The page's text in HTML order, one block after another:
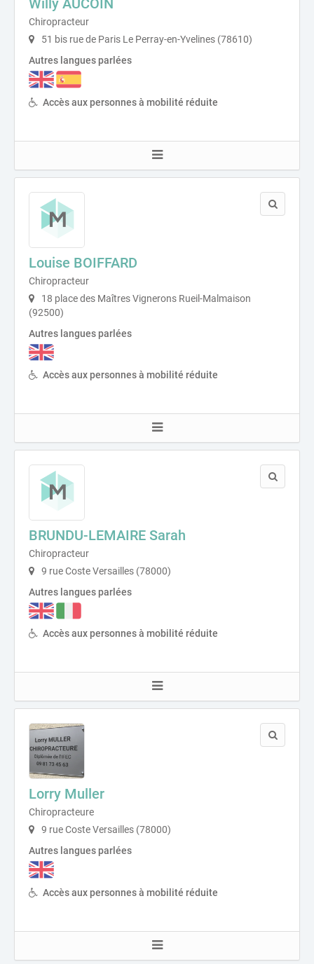
Willy AUCOIN
Chiropracteur
51 bis rue de Paris Le Perray-en-Yvelines (78610)
Autres langues parlées
Accès aux personnes à mobilité réduite
Louise BOIFFARD
Chiropracteur
18 place des Maîtres Vignerons Rueil-Malmaison
(92500)
Autres langues parlées
Accès aux personnes à mobilité réduite
BRUNDU-LEMAIRE Sarah
Chiropracteur
9 rue Coste Versailles (78000)
Autres langues parlées
Accès aux personnes à mobilité réduite
Lorry Muller
Chiropracteure
9 rue Coste Versailles (78000)
Autres langues parlées
Accès aux personnes à mobilité réduite